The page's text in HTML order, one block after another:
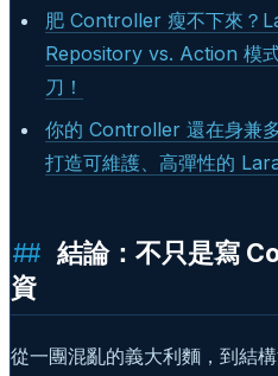
肥 Controller 瘦不下來？
Repository vs. Action 模
刀！
你的 Controller 還在身兼
打造可維護、高彈性的
結論：不只是寫
資
從一團混亂的義大利麵，到結